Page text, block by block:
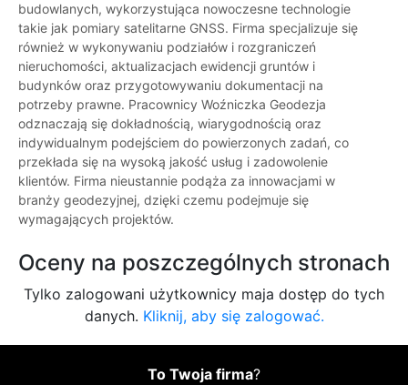
budowlanych, wykorzystująca nowoczesne technologie
takie jak pomiary satelitarne GNSS. Firma specjalizuje się
również w wykonywaniu podziałów i rozgraniczeń
nieruchomości, aktualizacjach ewidencji gruntów i
budynków oraz przygotowywaniu dokumentacji na
potrzeby prawne. Pracownicy Woźniczka Geodezja
odznaczają się dokładnością, wiarygodnością oraz
indywidualnym podejściem do powierzonych zadań, co
przekłada się na wysoką jakość usług i zadowolenie
klientów. Firma nieustannie podąża za innowacjami w
branży geodezyjnej, dzięki czemu podejmuje się
wymagających projektów.
Oceny na poszczególnych stronach
Tylko zalogowani użytkownicy maja dostęp do tych
danych. Kliknij, aby się zalogować.
To Twoja firma?